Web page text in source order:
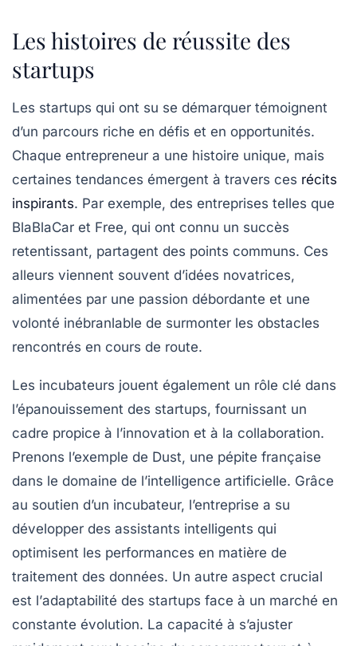
Les histoires de réussite des
startups
Les startups qui ont su se démarquer témoignent
d’un parcours riche en défis et en opportunités.
Chaque entrepreneur a une histoire unique, mais
certaines tendances émergent à travers ces récits
inspirants. Par exemple, des entreprises telles que
BlaBlaCar et Free, qui ont connu un succès
retentissant, partagent des points communs. Ces
alleurs viennent souvent d’idées novatrices,
alimentées par une passion débordante et une
volonté inébranlable de surmonter les obstacles
rencontrés en cours de route.
Les incubateurs jouent également un rôle clé dans
l’épanouissement des startups, fournissant un
cadre propice à l’innovation et à la collaboration.
Prenons l’exemple de Dust, une pépite française
dans le domaine de l’intelligence artificielle. Grâce
au soutien d’un incubateur, l’entreprise a su
développer des assistants intelligents qui
optimisent les performances en matière de
traitement des données. Un autre aspect crucial
est l’adaptabilité des startups face à un marché en
constante évolution. La capacité à s’ajuster